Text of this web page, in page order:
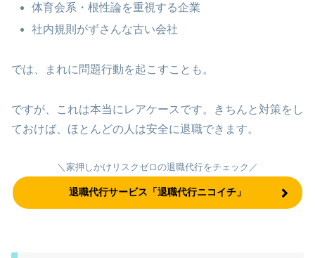
体育会系・根性論を重視する企業
社内規則がずさんな古い会社
では、まれに問題行動を起こすことも。
ですが、これは本当にレアケースです。きちんと対策をし
ておけば、ほとんどの人は安全に退職できます。
＼家押しかけリスクゼロの退職代行をチェック／
退職代行サービス「退職代行ニコイチ」